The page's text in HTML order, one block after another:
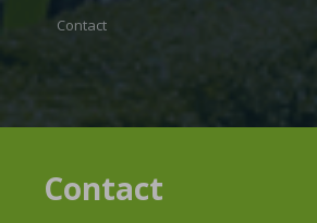
Contact
Contact